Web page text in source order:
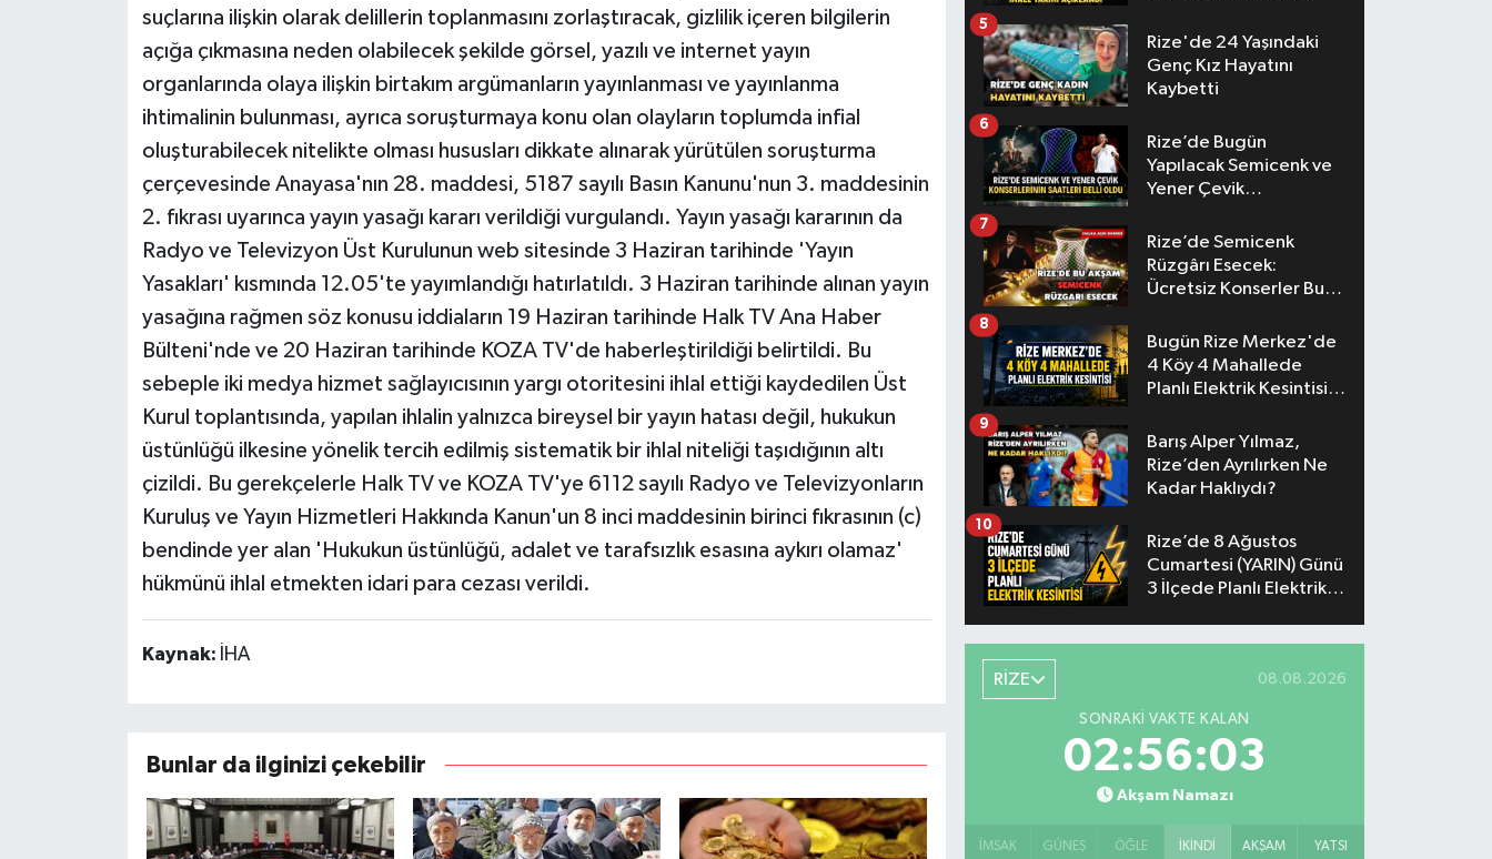
suçlarına ilişkin olarak delillerin toplanmasını zorlaştıracak, gizlilik içeren bilgilerin
açığa çıkmasına neden olabilecek şekilde görsel, yazılı ve internet yayın
organlarında olaya ilişkin birtakım argümanların yayınlanması ve yayınlanma
ihtimalinin bulunması, ayrıca soruşturmaya konu olan olayların toplumda infial
oluşturabilecek nitelikte olması hususları dikkate alınarak yürütülen soruşturma
çerçevesinde Anayasa'nın 28. maddesi, 5187 sayılı Basın Kanunu'nun 3. maddesinin
2. fıkrası uyarınca yayın yasağı kararı verildiği vurgulandı. Yayın yasağı kararının da
Radyo ve Televizyon Üst Kurulunun web sitesinde 3 Haziran tarihinde 'Yayın
Yasakları' kısmında 12.05'te yayımlandığı hatırlatıldı. 3 Haziran tarihinde alınan yayın
yasağına rağmen söz konusu iddiaların 19 Haziran tarihinde Halk TV Ana Haber
Bülteni'nde ve 20 Haziran tarihinde KOZA TV'de haberleştirildiği belirtildi. Bu
sebeple iki medya hizmet sağlayıcısının yargı otoritesini ihlal ettiği kaydedilen Üst
Kurul toplantısında, yapılan ihlalin yalnızca bireysel bir yayın hatası değil, hukukun
üstünlüğü ilkesine yönelik tercih edilmiş sistematik bir ihlal niteliği taşıdığının altı
çizildi. Bu gerekçelerle Halk TV ve KOZA TV'ye 6112 sayılı Radyo ve Televizyonların
Kuruluş ve Yayın Hizmetleri Hakkında Kanun'un 8 inci maddesinin birinci fıkrasının (c)
bendinde yer alan 'Hukukun üstünlüğü, adalet ve tarafsızlık esasına aykırı olamaz'
hükmünü ihlal etmekten idari para cezası verildi.
Kaynak: İHA
Bunlar da ilginizi çekebilir
Rize'de 24 Yaşındaki
Genç Kız Hayatını
Kaybetti
5
Rize’de Bugün
Yapılacak Semicenk ve
Yener Çevik
Belli Oldu
6
Rize’de Semicenk
Rüzgârı Esecek:
Ücretsiz Konserler Bu
7
Bugün Rize Merkez'de
4 Köy 4 Mahallede
Planlı Elektrik Kesintisi
8
Barış Alper Yılmaz,
Rize’den Ayrılırken Ne
Kadar Haklıydı?
9
Rize’de 8 Ağustos
Cumartesi (YARIN) Günü
3 İlçede Planlı Elektrik
10
RİZE 08.08.2026
SONRAKI VAKTE KALAN
02:56:02
Akşam Namazı
İMSAK GÜNEŞ ÖĞLE İKINDI AKŞAM YATSI